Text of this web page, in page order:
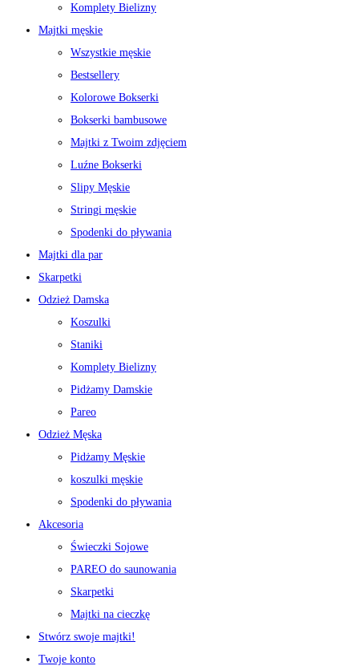
Komplety Bielizny
Majtki męskie
Wszystkie męskie
Bestsellery
Kolorowe Bokserki
Bokserki bambusowe
Majtki z Twoim zdjęciem
Luźne Bokserki
Slipy Męskie
Stringi męskie
Spodenki do pływania
Majtki dla par
Skarpetki
Odzież Damska
Koszulki
Staniki
Komplety Bielizny
Pidżamy Damskie
Pareo
Odzież Męska
Pidżamy Męskie
koszulki męskie
Spodenki do pływania
Akcesoria
Świeczki Sojowe
PAREO do saunowania
Skarpetki
Majtki na cieczkę
Stwórz swoje majtki!
Twoje konto